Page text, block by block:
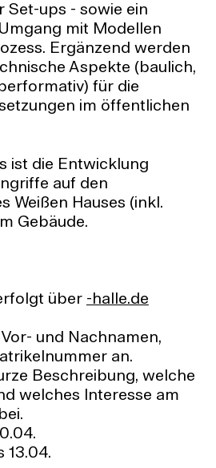
Set-ups - sowie ein
mit Modellen
Ergänzend werden
Aspekte (baulich,
für die
im öffentlichen
ist die Entwicklung
auf den
Weißen Hauses (inkl.
Gebäude.
über ed.ellah-
und Nachnamen,
an.
Beschreibung, welche
welches Interesse am
13.04.